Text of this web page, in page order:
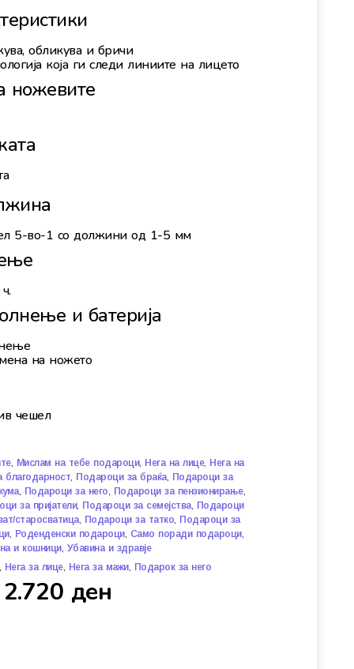
обликува и бричи
која ги следи линиите на лицето
ножевите
5-во-1 со должини од 1-5 мм
и батерија
на ножето
чешел
, Мислам на тебе подароци, Нега на лице, Нега на
благодарност, Подароци за браќа, Подароци за
, Подароци за него, Подароци за пензионирање,
за пријатели, Подароци за семејства, Подароци
старосватица, Подароци за татко, Подароци за
, Роденденски подароци, Само поради подароци,
и кошници, Убавина и здравје
Нега за лице, Нега за мажи, Подарок за него
2.720 ден